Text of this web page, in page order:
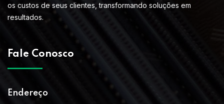
os custos de seus clientes, transformando soluções em
resultados.
Fale Conosco
Endereço